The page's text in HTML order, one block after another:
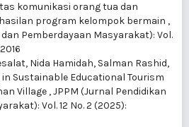
komunikasi orang tua dan
program kelompok bermain ,
Pemberdayaan Masyarakat): Vol.
Nida Hamidah, Salman Rashid,
Sustainable Educational Tourism
Village ,JPPM (Jurnal Pendidikan
Vol. 12 No. 2 (2025):